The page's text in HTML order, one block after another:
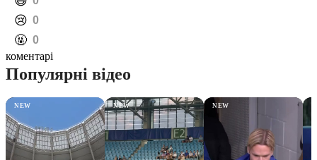
️😢 0
️🤬 0
коментарі